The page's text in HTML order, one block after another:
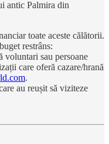
antic Palmira din
toate aceste călătorii.
restrâns:
voluntari sau persoane
care oferă cazare/hrană
.
au reușit să viziteze